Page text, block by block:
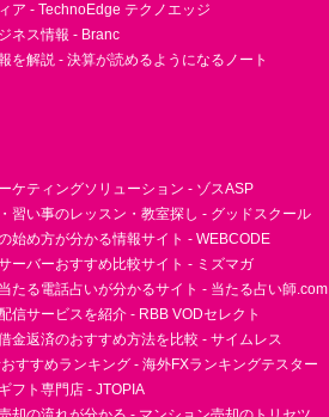
ア - TechnoEdge テクノエッジ
ネス情報 - Branc
を解説 - 決算が読めるようになるノート
ケティングソリューション - ゾスASP
習い事のレッスン・教室探し - グッドスクール
始め方が分かる情報サイト - WEBCODE
ーバーおすすめ比較サイト - ミズマガ
たる電話占いが分かるサイト - 当たる占い師.com
信サービスを紹介 - RBB VODセレクト
金返済のおすすめ方法を比較 - サイムレス
すすめランキング - 海外FXランキングテスター
フト専門店 - JTOPIA